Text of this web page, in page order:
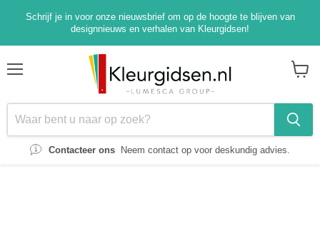
Schrijf je in voor onze nieuwsbrief om op de hoogte te blijven van
designnieuws en verhalen van Kleurgidsen!
Contacteer ons Neem contact op voor deskundig advies.